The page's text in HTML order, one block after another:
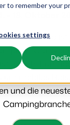
to remember your
settings
Abläufe.
auf verschiedenen
Buchungen über
Lieblingsapps und
Mobilheime und
Glamping und Zelten.
und Tauchresorts.
in der
und wertvolle Tipps
- 18. Oktober
Salon Austria
,
Fünf
um mobiles
und die